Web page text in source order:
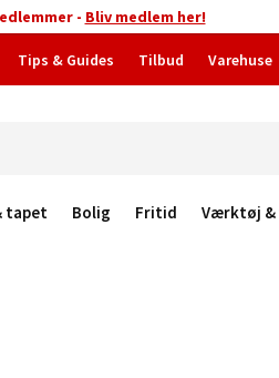
- Bliv medlem her!
Tips & Guides Tilbud Varehuse
tapet Bolig Fritid Værktøj